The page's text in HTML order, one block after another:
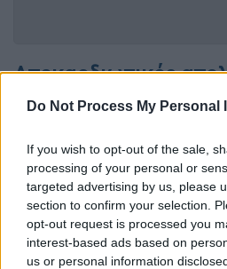
Do Not Process My Personal
If you wish to opt-out of the sale,
processing of your personal or
targeted advertising by us, please
section to confirm your selection.
opt-out request is processed you
interest-based ads based on
us or personal information
Αποκαρδιωτικός
Χρόνια μάχης και
πόλη, ένα βασικό σημείο
σύγκρουση μεταξύ των
Κούρδων της Συρίαςκαι
ομάδων που
Τουρκία στη βόρεια